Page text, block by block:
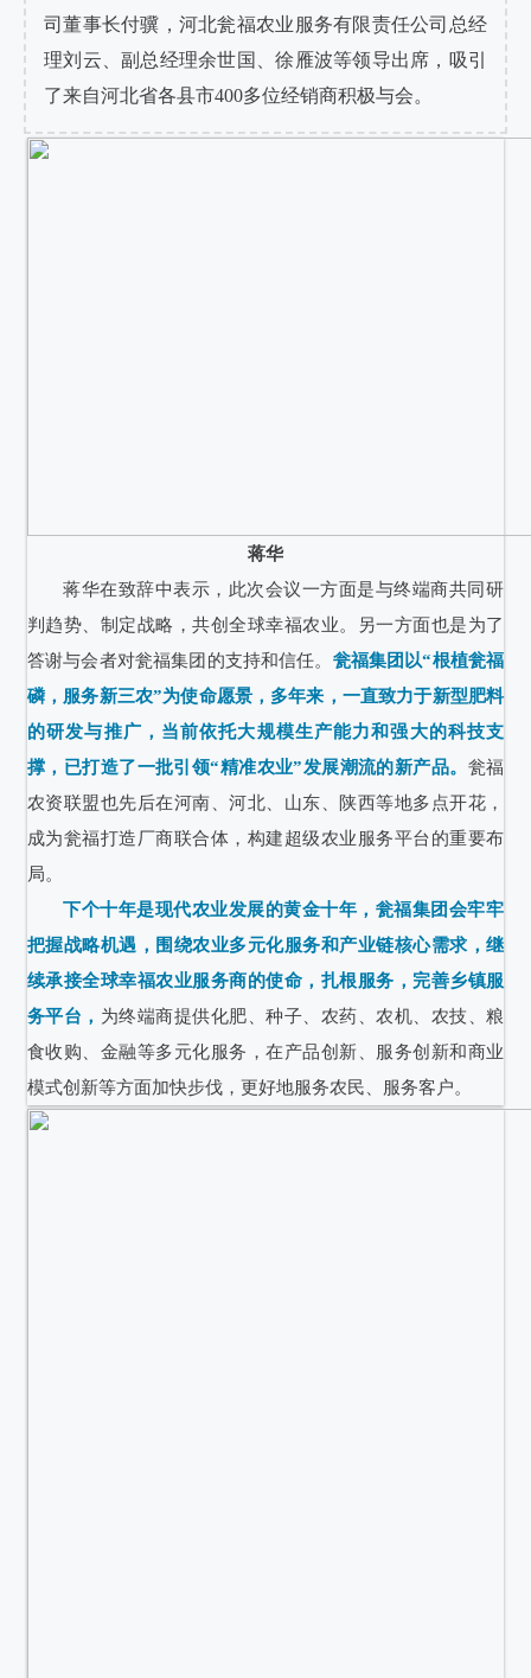
司董事长付骥， 河北瓮福农业服务有限责任公司总经
理刘云、副总经理余世国、徐雁波等领导出席，吸引
了来自河北省各县市400多位经销商积极与会。
蒋华
蒋华在致辞中表示，此次会议一方面是与终端商共同研
判趋势、制定战略，共创全球幸福农业。另一方面也是为了
答谢与会者对瓮福集团的支持和信任。 瓮福集团以“根植瓮福
磷，服务新三农”为使命愿景，多年来，一直致力于新型肥料
的研发与推广，当前依托大规模生产能力和强大的科技支
撑，已打造了一批引领“精准农业”发展潮流的新产品。 瓮福
农资联盟也先后在河南、河北、山东、陕西等地多点开花，
成为瓮福打造厂商联合体，构建超级农业服务平台的重要布
局。
下个十年是现代农业发展的黄金十年，瓮福集团会牢牢
把握战略机遇，围绕农业多元化服务和产业链核心需求，继
续承接全球幸福农业服务商的使命，扎根服务，完善乡镇服
务平台， 为终端商提供化肥、种子、农药、农机、农技、粮
食收购、金融等多元化服务，在产品创新、服务创新和商业
模式创新等方面加快步伐，更好地服务农民、服务客户。